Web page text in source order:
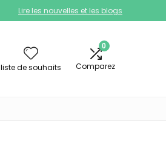
Lire les nouvelles et les blogs
liste de souhaits
0
Comparez